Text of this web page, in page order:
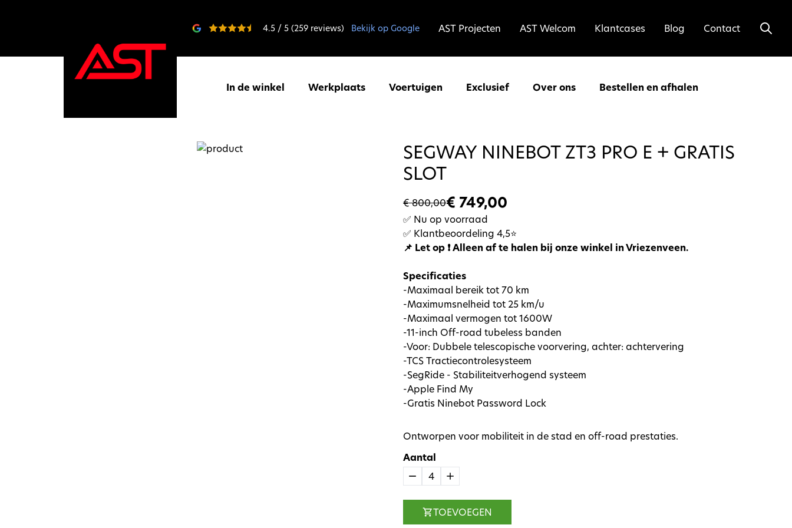
4.5 / 5 (259 reviews) Bekijk op Google AST Projecten AST Welcom Klantcases Blog Contact
In de winkel Werkplaats Voertuigen Exclusief Over ons Bestellen en afhalen
SEGWAY NINEBOT ZT3 PRO E + GRATIS
SLOT
€ 800,00€ 749,00
✅ Nu op voorraad
✅ Klantbeoordeling 4,5⭐
📌 Let op ❗ Alleen af te halen bij onze winkel in Vriezenveen.
Specificaties
-Maximaal bereik tot 70 km
-Maximumsnelheid tot 25 km/u
-Maximaal vermogen tot 1600W
-11-inch Off-road tubeless banden
-Voor: Dubbele telescopische voorvering, achter: achtervering
-TCS Tractiecontrolesysteem
-SegRide - Stabiliteitverhogend systeem
-Apple Find My
-Gratis Ninebot Password Lock
Ontworpen voor mobiliteit in de stad en off-road prestaties.
Aantal
4
TOEVOEGEN